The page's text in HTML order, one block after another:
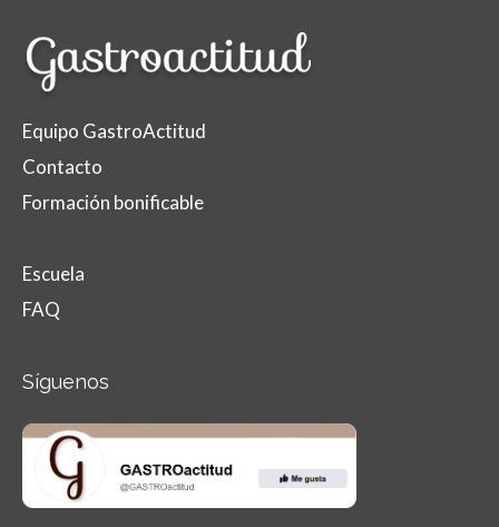
Equipo GastroActitud
Contacto
Formación bonificable
Escuela
FAQ
Síguenos